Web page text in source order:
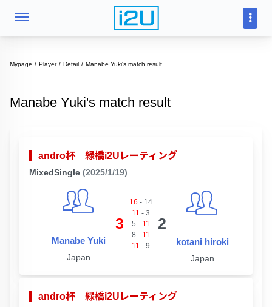
Mypage Player Detail Manabe Yuki's match result
Manabe Yuki's match result
andro杯 緑橋i2Uレーティング
MixedSingle (2025/1/19)
Manabe Yuki
Japan
3
16 - 14
11 - 3
5 - 11
8 - 11
11 - 9
2
kotani hiroki
Japan
andro杯 緑橋i2Uレーティング